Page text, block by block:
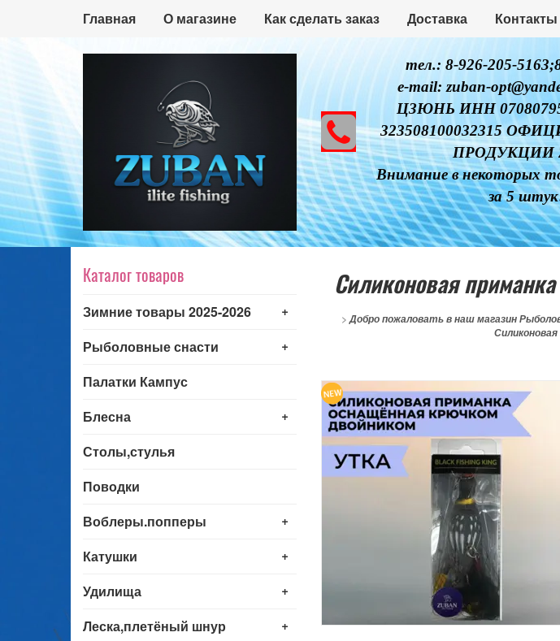
Главная О магазине Как сделать заказ Доставка Контакты
тел.: 8-926-205-
e-mail: zuban-
ЦЗЮНЬ ИНН
323508100032315
ПРОДУКЦИИ
Внимание в некоторых
за 5
Каталог товаров
+
Зимние товары 2025-2026
+
Рыболовные снасти
Палатки Кампус
+
Блесна
Столы,стулья
Поводки
+
Воблеры.попперы
+
Катушки
+
Удилища
+
Леска,плетёный шнур
Силиконовая
>Добро пожаловать в наш магазин